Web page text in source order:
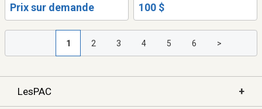
Prix sur demande 100 $
1 2 3 4 5 6 >
LesPAC +